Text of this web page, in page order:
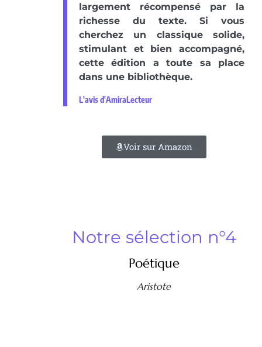
largement récompensé par la
richesse du texte. Si vous
cherchez un classique solide,
stimulant et bien accompagné,
cette édition a toute sa place
dans une bibliothèque.
L'avis d'AmiraLecteur
Voir sur Amazon
Notre sélection n°4
Poétique
Aristote